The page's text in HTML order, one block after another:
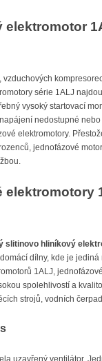
elektromotor
vzduchových
série 1ALJ
vysoký startovací
nedostupné
elektromotory.
jednofázové
elektromotory
slitinovo hliníkový
dílny, kde je jediná
1ALJ,
spolehlivostí a
strojů, vodních
uzavřený ventilátor.